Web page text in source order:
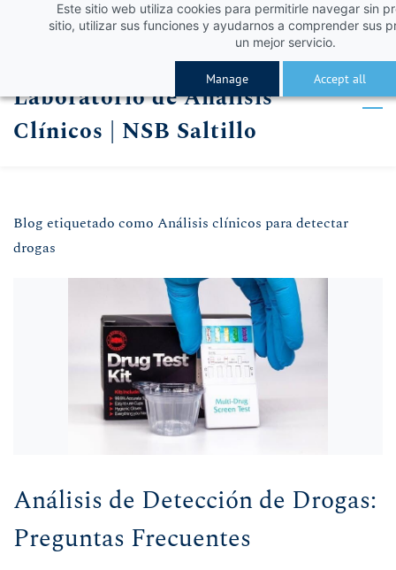
Este sitio web utiliza cookies para permitirle navegar sin
sitio, utilizar sus funciones y ayudarnos a comprender sus
un mejor servicio.
Manage Accept all
content
Iniciar sesión
Registro
Laboratorio de Análisis
Clínicos | NSB Saltillo
Blog etiquetado como Análisis clínicos para detectar
drogas
Análisis de Detección de Drogas:
Preguntas Frecuentes
¡Obtén un 10% de descuento con el código